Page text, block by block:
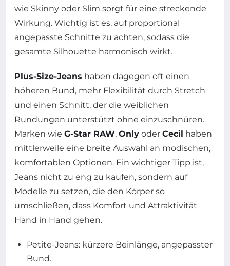
wie Skinny oder Slim sorgt für eine streckende
Wirkung. Wichtig ist es, auf proportional
angepasste Schnitte zu achten, sodass die
gesamte Silhouette harmonisch wirkt.
Plus-Size-Jeans haben dagegen oft einen
höheren Bund, mehr Flexibilität durch Stretch
und einen Schnitt, der die weiblichen
Rundungen unterstützt ohne einzuschnüren.
Marken wie G-Star RAW, Only oder Cecil haben
mittlerweile eine breite Auswahl an modischen,
komfortablen Optionen. Ein wichtiger Tipp ist,
Jeans nicht zu eng zu kaufen, sondern auf
Modelle zu setzen, die den Körper so
umschließen, dass Komfort und Attraktivität
Hand in Hand gehen.
Petite-Jeans: kürzere Beinlänge, angepasster
Bund.